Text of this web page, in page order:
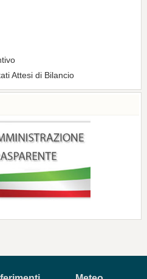
Attesi di Bilancio